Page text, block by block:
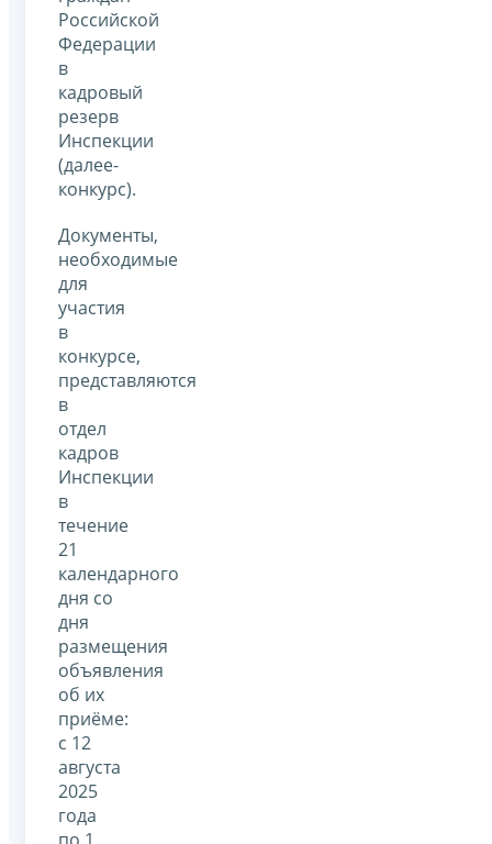
Российской
Федерации
в
кадровый
резерв
Инспекции
(далее-
конкурс).
Документы,
необходимые
для
участия
в
конкурсе,
представляются
в
отдел
кадров
Инспекции
в
течение
21
календарного
дня со
дня
размещения
объявления
об их
приёме:
с 12
августа
2025
года